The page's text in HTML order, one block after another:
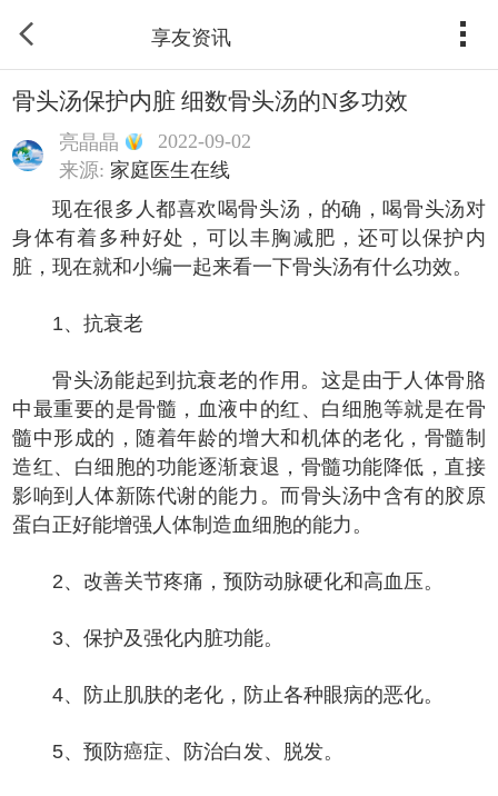
享友资讯
骨头汤保护内脏 细数骨头汤的N多功效
亮晶晶
2022-09-02
来源: 家庭医生在线
现在很多人都喜欢喝骨头汤，的确，喝骨头汤对
身体有着多种好处，可以丰胸减肥，还可以保护内
脏，现在就和小编一起来看一下骨头汤有什么功效。
1、抗衰老
骨头汤能起到抗衰老的作用。这是由于人体骨胳
中最重要的是骨髓，血液中的红、白细胞等就是在骨
髓中形成的，随着年龄的增大和机体的老化，骨髓制
造红、白细胞的功能逐渐衰退，骨髓功能降低，直接
影响到人体新陈代谢的能力。而骨头汤中含有的胶原
蛋白正好能增强人体制造血细胞的能力。
2、改善关节疼痛，预防动脉硬化和高血压。
3、保护及强化内脏功能。
4、防止肌肤的老化，防止各种眼病的恶化。
5、预防癌症、防治白发、脱发。